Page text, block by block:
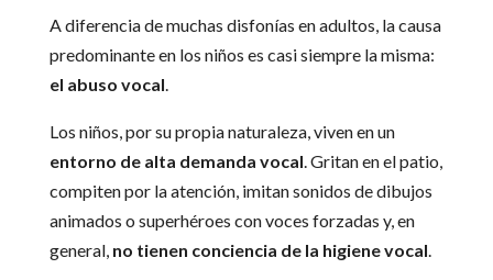
A diferencia de muchas disfonías en adultos, la causa
predominante en los niños es casi siempre la misma:
el abuso vocal.
Los niños, por su propia naturaleza, viven en un
entorno de alta demanda vocal. Gritan en el patio,
compiten por la atención, imitan sonidos de dibujos
animados o superhéroes con voces forzadas y, en
general, no tienen conciencia de la higiene vocal.